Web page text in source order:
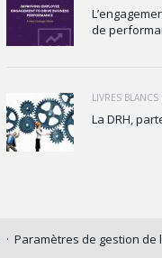
de
LIVRES BLANCS
La DRH,
Paramètres de gestion de